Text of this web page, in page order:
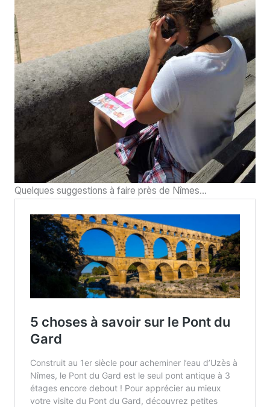
Quelques suggestions à faire près de Nîmes…